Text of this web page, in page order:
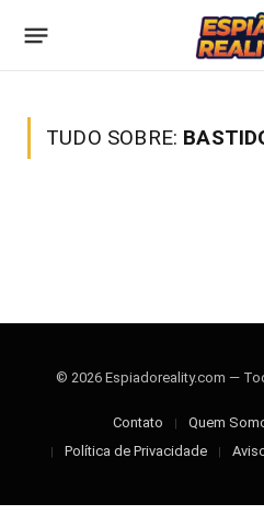
TUDO SOBRE:
© 2026 Espiadoreality.com —
Contato Quem
Política de Privacidade